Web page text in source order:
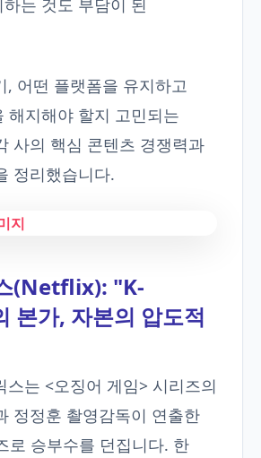
는 것도 부담이 된
, 어떤 플랫폼을 유지하고
해지해야 할지 고민되는
사의 핵심 콘텐츠 경쟁력과
정리했습니다.
(Netflix): "K-
본가, 자본의 압도적
스는 <오징어 게임> 시리즈의
정정훈 촬영감독이 연출한
로 승부수를 던집니다. 한